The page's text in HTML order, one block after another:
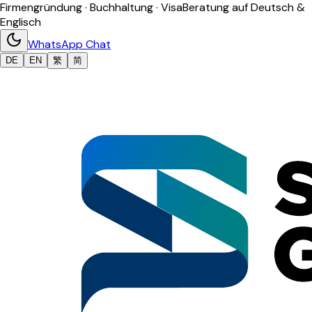
Firmengründung · Buchhaltung · VisaBeratung auf Deutsch &
Englisch
WhatsApp Chat
DE EN 繁 简